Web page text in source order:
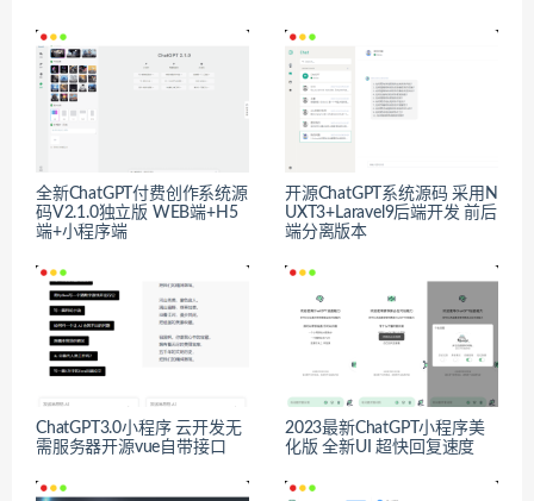
全新ChatGPT付费创作系统源
码V2.1.0独立版 WEB端+H5
端+小程序端
开源ChatGPT系统源码 采用N
UXT3+Laravel9后端开发 前后
端分离版本
ChatGPT3.0小程序 云开发无
需服务器开源vue自带接口
2023最新ChatGPT小程序美
化版 全新UI 超快回复速度